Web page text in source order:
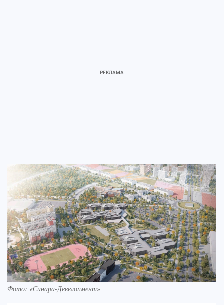
Фото: «Синара-­Девелопмент»